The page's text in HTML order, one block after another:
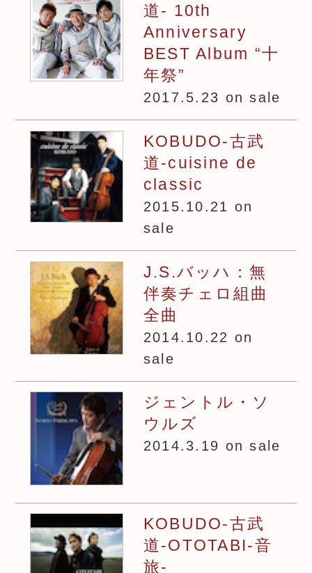
道- 10th
Anniversary
BEST Album “十
年祭”
2017.5.23 on sale
KOBUDO-古武
道-cuisine de
classic
2015.10.21 on
sale
J.S.バッハ：無
伴奏チェロ組曲
全曲
2014.10.22 on
sale
ジェントル・ソ
ウルズ
2014.3.19 on sale
KOBUDO-古武
道-OTOTABI-音
旅-